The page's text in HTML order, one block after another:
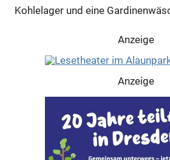
Kohlelager und eine
Anzeige
Anzeige